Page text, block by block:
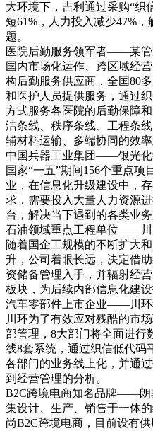
大环境下，吉利通过采购“织
短61%，人力投入减少47%
题。
医院后勤服务领军者——某管
国内市场化运作、跨区域经
构后勤服务供应商，全国80
和医护人员提供服务，通过
方式服务各医院的后勤保障
洁条线、秩序条线、工程条
辅材料运输、多端协同的效率
中国兵器工业集团——银光化
国家“一五”期间156个重点
业，在信息化升级建设中，
求，需要投入大量人力资源
台，解决当下遇到的各类业
石油领域重点工程单位——川
随着国企工规模的不断扩大
升，公司着眼长远，决定借
资储备管理入手，并辐射经
板块，为后续内部信息化建设
汽车零部件上市企业——川
川环为了有效应对残酷的市
部管理，8大部门将全面进行
线8套系统，通过织信低代码
各部门的业务线上化，并通
到经营管理的分析。
B2C跨境电商知名品牌——朗
集设计、生产、销售于一体
尚B2C跨境电商，目前设有